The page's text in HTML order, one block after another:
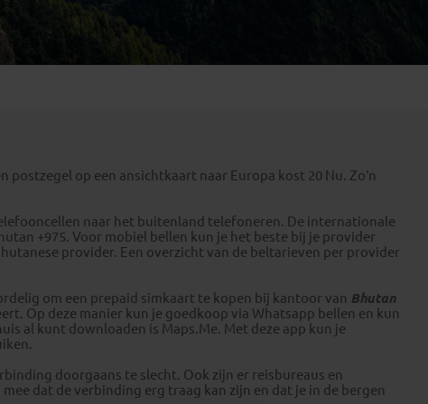
op een ansichtkaart naar Europa kost 20 Nu. Zo’n
naar het buitenland telefoneren. De internationale
+975. Voor mobiel bellen kun je het beste bij je provider
provider. Een overzicht van de beltarieven per provider
om een prepaid simkaart te kopen bij kantoor van Bhutan
Op deze manier kun je goedkoop via Whatsapp bellen en kun
al kunt downloaden is Maps.Me. Met deze app kun je
doorgaans te slecht. Ook zijn er reisbureaus en
dat de verbinding erg traag kan zijn en dat je in de bergen